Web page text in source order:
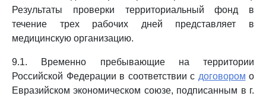
Результаты проверки территориальный фонд в
течение трех рабочих дней представляет в
медицинскую организацию.
9.1. Временно пребывающие на территории
Российской Федерации в соответствии с договором о
Евразийском экономическом союзе, подписанным в г.